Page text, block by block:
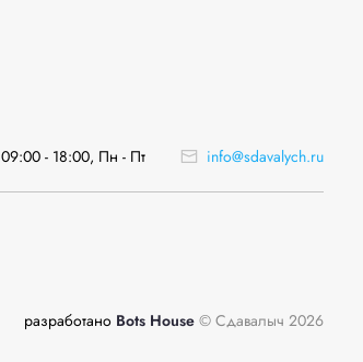
09:00 - 18:00, Пн - Пт info@sdavalych.ru
разработано Bots House © Сдавалыч 2026